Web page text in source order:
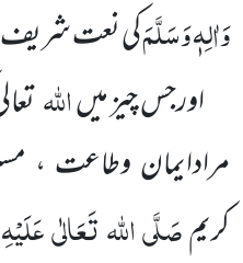
وَاٰلِہٖ وَسَلَّمَکی نعت
اورجس چیز میںاللہ
مرادایمان وطاعت ،
کریمصَلَّی اللہ تَعَالٰی